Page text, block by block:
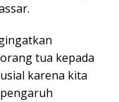
tua kepada
karena kita